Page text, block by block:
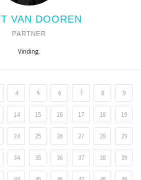
VAN DOOREN
PARTNER
Vinding.
4 5 6 7 8 9
14 15 16 17 18 19
24 25 26 27 28 29
34 35 36 37 38 39